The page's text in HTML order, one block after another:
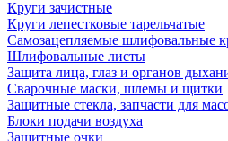
Круги зачистные
Круги лепестковые тарельчатые
Самозацепляемые шлифовальные
Шлифовальные листы
Защита лица, глаз и органов
Сварочные маски, шлемы и щитки
Защитные стекла, запчасти для
Блоки подачи воздуха
Защитные очки